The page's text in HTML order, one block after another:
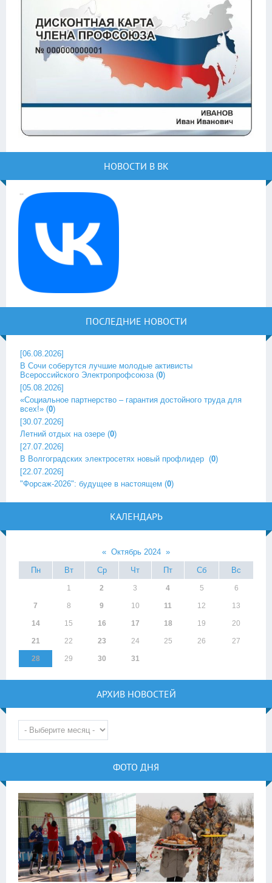
НОВОСТИ В ВК
ПОСЛЕДНИЕ НОВОСТИ
[06.08.2026]
В Сочи соберутся лучшие молодые активисты
Всероссийского Электропрофсоюза (0)
[05.08.2026]
«Социальное партнерство – гарантия достойного труда для
всех!» (0)
[30.07.2026]
Летний отдых на озере (0)
[27.07.2026]
В Волгоградских электросетях новый профлидер ‎ (0)
[22.07.2026]
"Форсаж-2026": будущее в настоящем (0)
КАЛЕНДАРЬ
« Октябрь 2024 »
Пн
Вт Ср Чт Пт Сб Вс
1 2 3 4 5 6
7 8 9 10 11 12 13
14 15 16 17 18 19 20
21 22 23 24 25 26 27
28 29 30 31
АРХИВ НОВОСТЕЙ
ФОТО ДНЯ